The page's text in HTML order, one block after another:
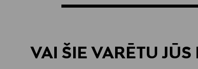
VAI ŠIE VARĒTU JŪS